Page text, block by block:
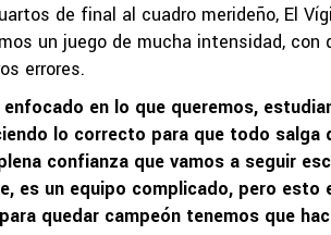
de final al cuadro merideño, El
un juego de mucha intensidad, con
errores.
en lo que queremos,
lo correcto para que todo salga
confianza que vamos a seguir
es un equipo complicado, pero esto
quedar campeón tenemos que